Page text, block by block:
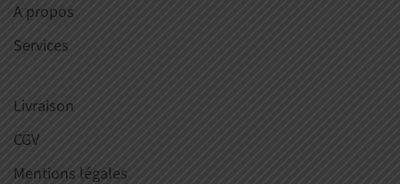
A propos
Services
Livraison
CGV
Mentions légales